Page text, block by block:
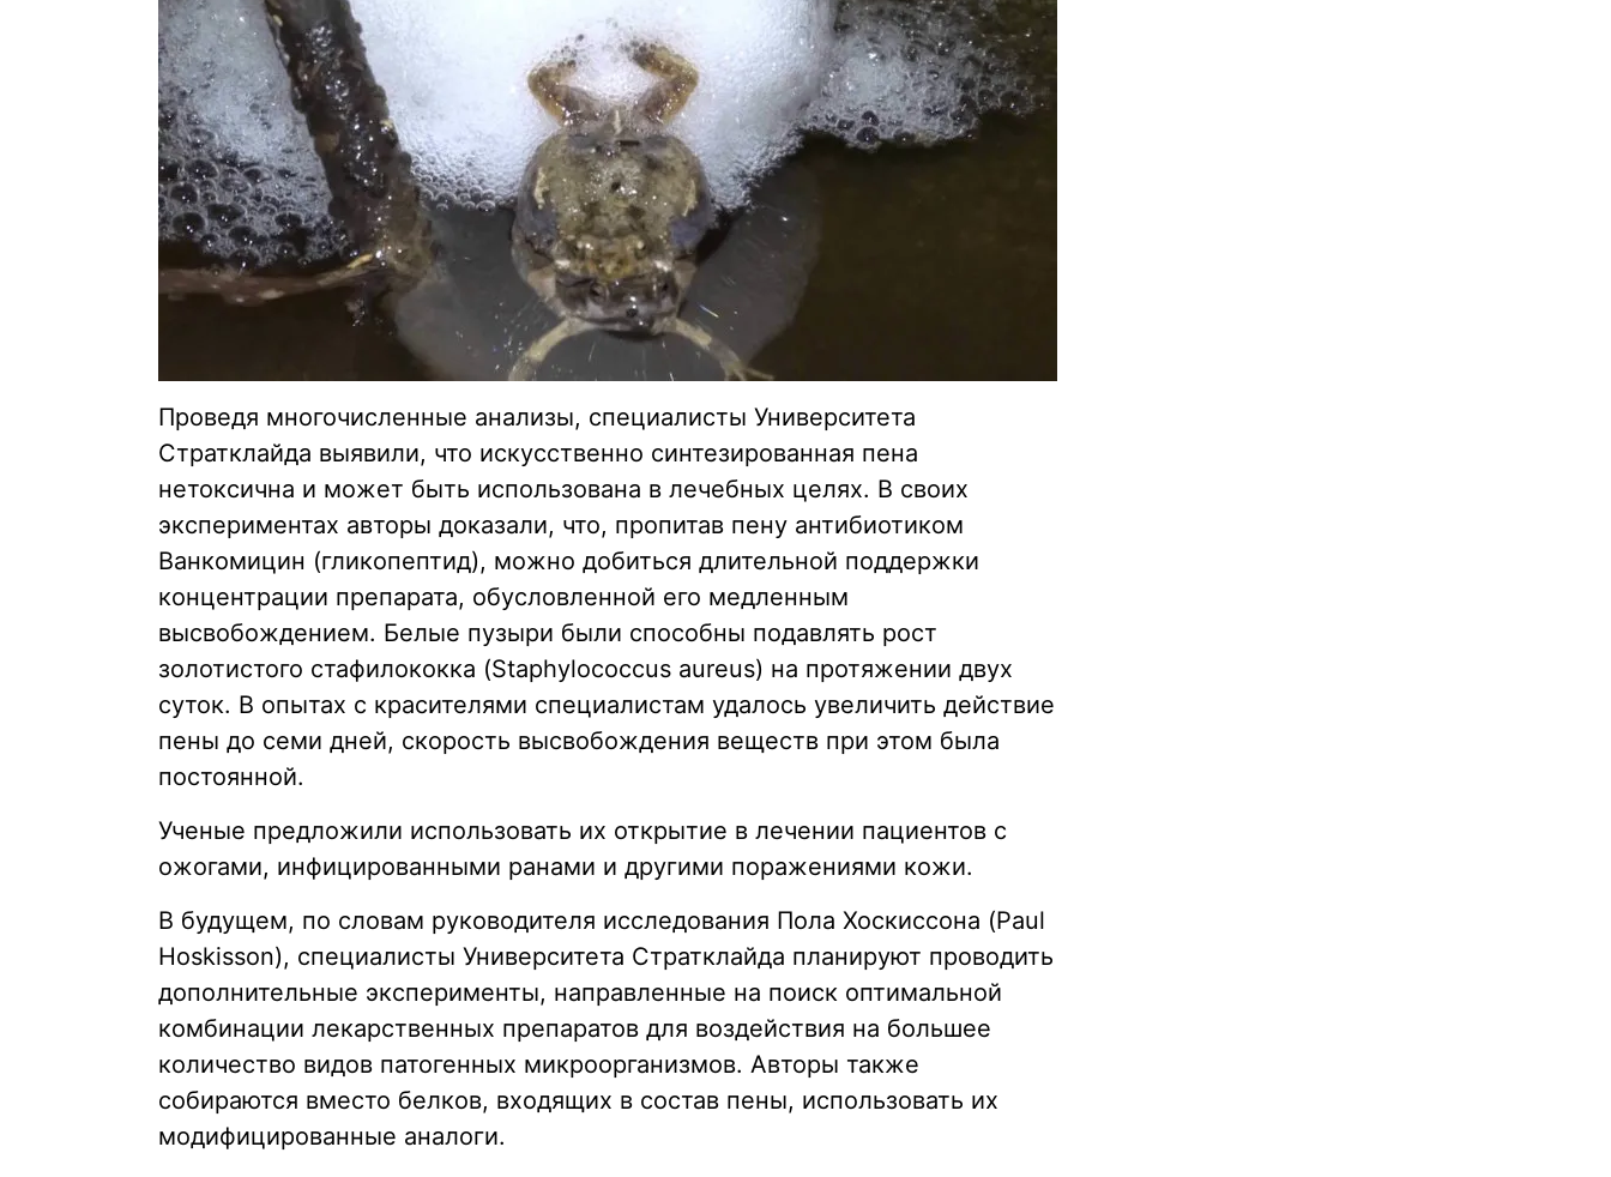
Проведя многочисленные анализы, специалисты Университета
Стратклайда выявили, что искусственно синтезированная пена
нетоксична и может быть использована в лечебных целях. В своих
экспериментах авторы доказали, что, пропитав пену антибиотиком
Ванкомицин (гликопептид), можно добиться длительной поддержки
концентрации препарата, обусловленной его медленным
высвобождением. Белые пузыри были способны подавлять рост
золотистого стафилококка (Staphylococcus aureus) на протяжении двух
суток. В опытах с красителями специалистам удалось увеличить действие
пены до семи дней, скорость высвобождения веществ при этом была
постоянной.
Ученые предложили использовать их открытие в лечении пациентов с
ожогами, инфицированными ранами и другими поражениями кожи.
В будущем, по словам руководителя исследования Пола Хоскиссона (Paul
Hoskisson), специалисты Университета Стратклайда планируют проводить
дополнительные эксперименты, направленные на поиск оптимальной
комбинации лекарственных препаратов для воздействия на большее
количество видов патогенных микроорганизмов. Авторы также
собираются вместо белков, входящих в состав пены, использовать их
модифицированные аналоги.